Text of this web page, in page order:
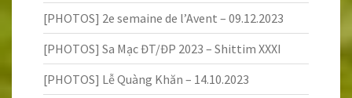
[PHOTOS] 2e semaine de l’Avent – 09.12.2023
[PHOTOS] Sa Mạc ĐT/ĐP 2023 – Shittim XXXI
[PHOTOS] Lễ Quàng Khăn – 14.10.2023